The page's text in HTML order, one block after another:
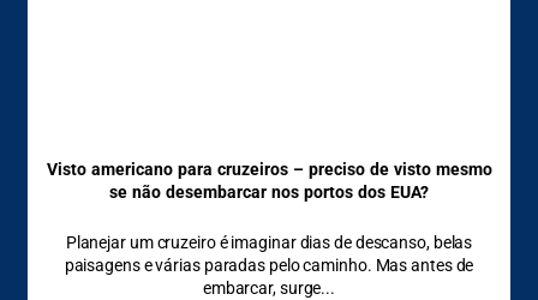
Visto americano para cruzeiros – preciso de visto mesmo
se não desembarcar nos portos dos EUA?
Planejar um cruzeiro é imaginar dias de descanso, belas
paisagens e várias paradas pelo caminho. Mas antes de
embarcar, surge